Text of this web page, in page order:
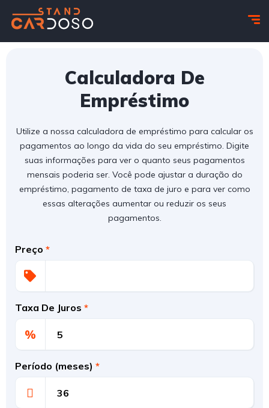
Calculadora De
Empréstimo
Utilize a nossa calculadora de empréstimo para calcular os
pagamentos ao longo da vida do seu empréstimo. Digite
suas informações para ver o quanto seus pagamentos
mensais poderia ser. Você pode ajustar a duração do
empréstimo, pagamento de taxa de juro e para ver como
essas alterações aumentar ou reduzir os seus
pagamentos.
Preço *
Taxa De Juros *
%
Período (meses) *